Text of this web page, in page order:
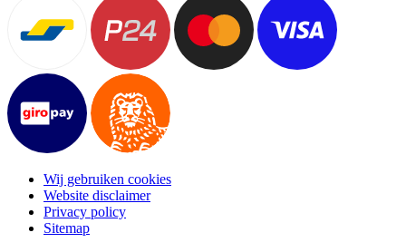
Wij gebruiken cookies
Website disclaimer
Privacy policy
Sitemap